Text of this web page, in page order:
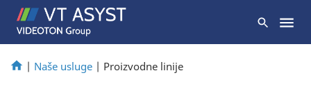
| Naše usluge | Proizvodne linije